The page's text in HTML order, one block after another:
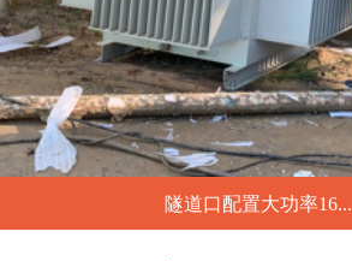
隧道口配置大功率16...